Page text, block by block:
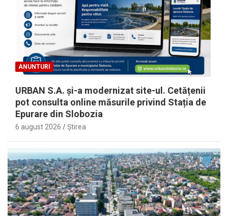
ANUNTURI
URBAN S.A. și-a modernizat site-ul. Cetățenii
pot consulta online măsurile privind Stația de
Epurare din Slobozia
6 august 2026 Ştirea